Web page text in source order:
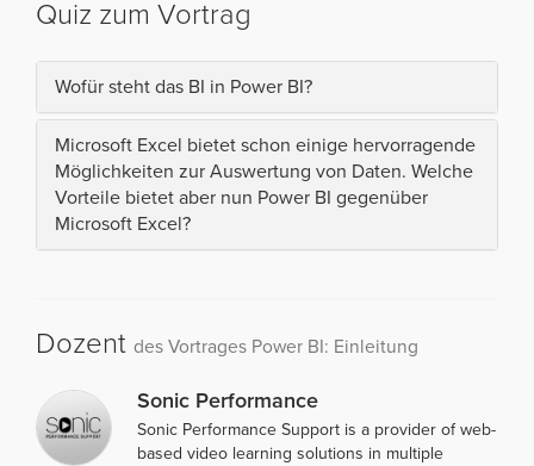
Quiz zum Vortrag
Wofür steht das BI in Power BI?
Microsoft Excel bietet schon einige hervorragende
Möglichkeiten zur Auswertung von Daten. Welche
Vorteile bietet aber nun Power BI gegenüber
Microsoft Excel?
Dozent des Vortrages Power BI: Einleitung
Sonic Performance
Sonic Performance Support is a provider of web-
based video learning solutions in multiple